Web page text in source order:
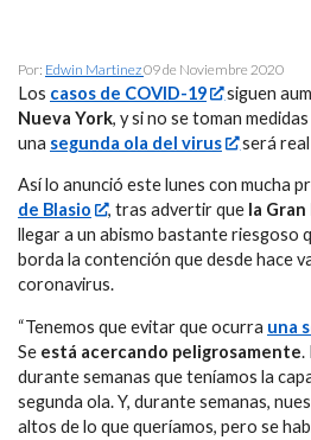
Por: Edwin Martinez09 de Noviembre 2020
Los casos de COVID-19 siguen
Nueva York, y si no se toman
una segunda ola del virus será
Así lo anunció este lunes con mucha
de Blasio
, tras advertir que la
llegar a un abismo bastante riesgoso
borda la contención que desde hace
coronavirus.
“Tenemos que evitar que ocurra una
Se está acercando peligrosamente.
durante semanas que teníamos la
segunda ola. Y, durante semanas,
altos de lo que queríamos, pero se